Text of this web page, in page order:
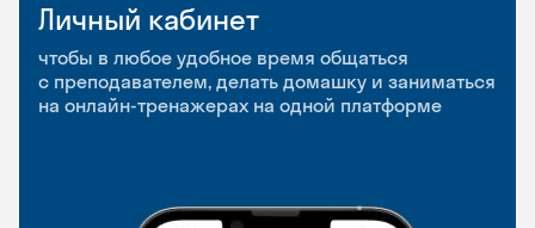
Личный кабинет
чтобы в любое удобное время общаться
с преподавателем, делать домашку и заниматься
на онлайн-тренажерах на одной платформе
Мобильное
приложение
чтобы заниматься и изучать новые слова где
и когда удобно
Разговорные клубы
и Talks
Групповые занятия для разговорной практики
и индивидуальные встречи с преподавателями